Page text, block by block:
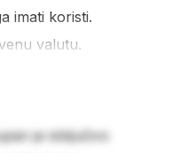
imati koristi.
valutu.
je isključivo